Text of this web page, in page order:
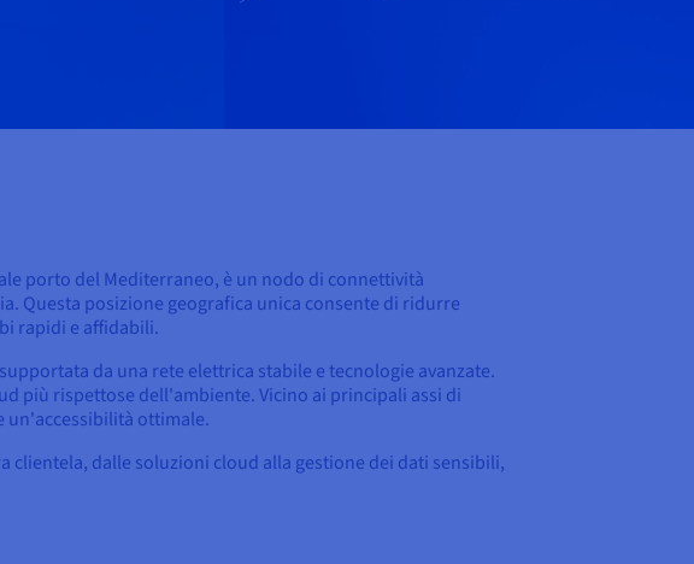
porto del Mediterraneo, è un nodo di connettività
Questa posizione geografica unica consente di ridurre
rapidi e affidabili.
da una rete elettrica stabile e tecnologie avanzate.
più rispettose dell'ambiente. Vicino ai principali assi di
ottimale.
clientela, dalle soluzioni cloud alla gestione dei dati sensibili,